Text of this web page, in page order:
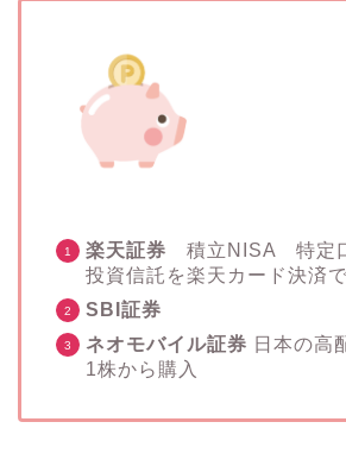
楽天証券 積立NISA 特定
投資信託を楽天カード決済
SBI証券
ネオモバイル証券 日本の高
1株から購入